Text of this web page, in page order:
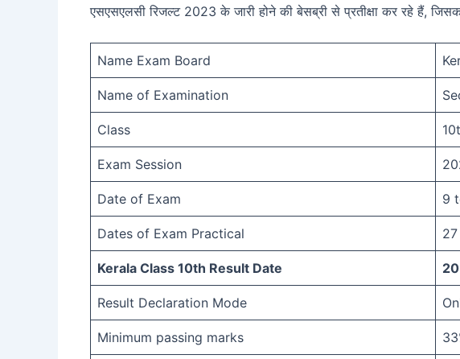
एसएसएलसी रिजल्ट 2023 के जारी होने की बेसब्री से प्रतीक्षा कर रहे हैं,
Name Exam Board
Name of Examination
Class
Exam Session
Date of Exam 9
Dates of Exam Practical
Kerala Class 10th Result Date
Result Declaration Mode
Minimum passing marks